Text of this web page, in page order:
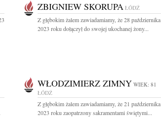
ZBIGNIEW SKORUPA ŁÓDŹ
Z głębokim żalem zawiadamiamy, że 28 października
2023 roku dołączył do swojej ukochanej żony...
WŁODZIMIERZ ZIMNY WIEK: 81
ŁÓDŹ
Z głębokim żalem zawiadamiamy, że 21 października
2023 roku zaopatrzony sakramentami świętymi...